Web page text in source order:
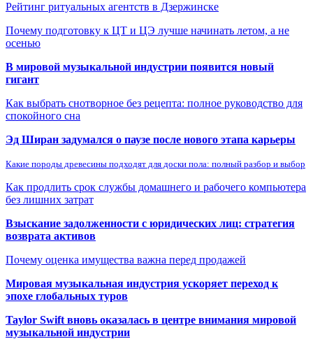
Рейтинг ритуальных агентств в Дзержинске
Почему подготовку к ЦТ и ЦЭ лучше начинать летом, а не
осенью
В мировой музыкальной индустрии появится новый
гигант
Как выбрать снотворное без рецепта: полное руководство для
спокойного сна
Эд Ширан задумался о паузе после нового этапа карьеры
Какие породы древесины подходят для доски пола: полный разбор и выбор
Как продлить срок службы домашнего и рабочего компьютера
без лишних затрат
Взыскание задолженности с юридических лиц: стратегия
возврата активов
Почему оценка имущества важна перед продажей
Мировая музыкальная индустрия ускоряет переход к
эпохе глобальных туров
Taylor Swift вновь оказалась в центре внимания мировой
музыкальной индустрии